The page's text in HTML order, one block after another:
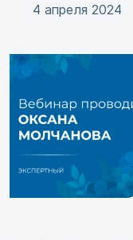
4 апреля 2024